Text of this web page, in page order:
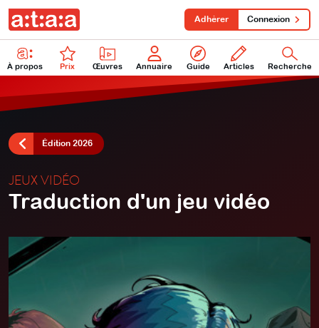
À propos Prix Œuvres Annuaire Guide Articles Recherche
Adhérer Connexion
Édition 2026
JEUX VIDÉO
Traduction d'un jeu vidéo